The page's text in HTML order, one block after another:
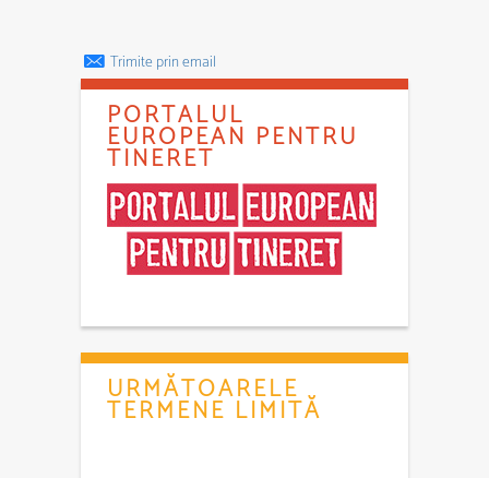
Trimite prin email
PORTALUL
EUROPEAN PENTRU
TINERET
URMĂTOARELE
TERMENE LIMITĂ